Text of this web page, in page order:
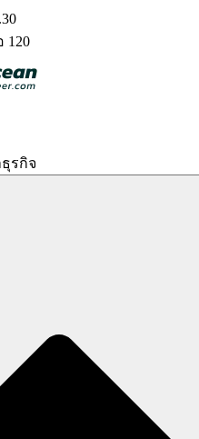
120
รกิจ